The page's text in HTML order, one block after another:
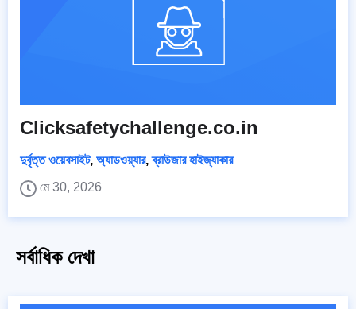
Clicksafetychallenge.co.in
দুর্বৃত্ত ওয়েবসাইট, অ্যাডওয়্যার,ব্রাউজার হাইজ্যাকার
মে 30, 2026
সর্বাধিক দেখা